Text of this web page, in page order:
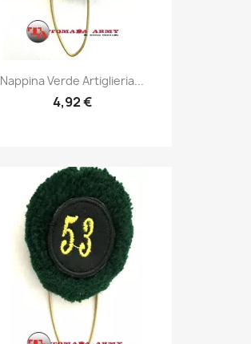
Anteprima
Nappina Verde Artiglieria...
4,92 €